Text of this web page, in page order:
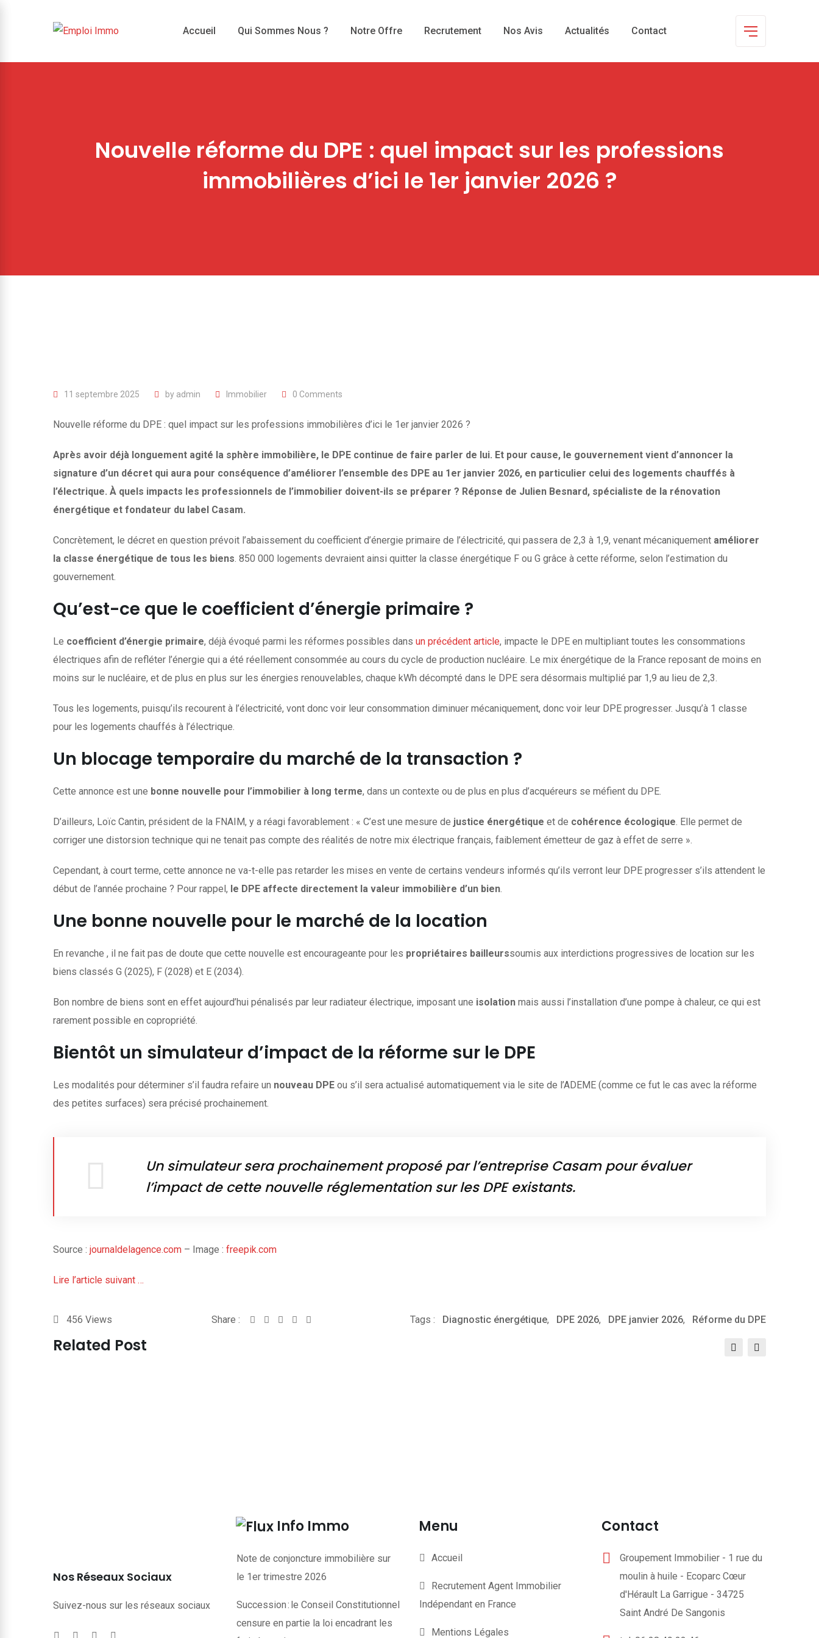
Accueil Qui Sommes Nous ? Notre Offre Recrutement Nos Avis Actualités Contact
Nouvelle réforme du DPE : quel impact sur les professions
immobilières d’ici le 1er janvier 2026 ?
11 septembre 2025 by admin Immobilier 0 Comments
Nouvelle réforme du DPE : quel impact sur les professions immobilières d’ici le 1er janvier 2026 ?
Après avoir déjà longuement agité la sphère immobilière, le DPE continue de faire parler de lui. Et pour cause, le gouvernement vient d’annoncer la
signature d’un décret qui aura pour conséquence d’améliorer l’ensemble des DPE au 1er janvier 2026, en particulier celui des logements chauffés à
l’électrique. À quels impacts les professionnels de l’immobilier doivent-ils se préparer ? Réponse de Julien Besnard, spécialiste de la rénovation
énergétique et fondateur du label Casam.
Concrètement, le décret en question prévoit l’abaissement du coefficient d’énergie primaire de l’électricité, qui passera de 2,3 à 1,9, venant mécaniquement améliorer
la classe énergétique de tous les biens. 850 000 logements devraient ainsi quitter la classe énergétique F ou G grâce à cette réforme, selon l’estimation du
gouvernement.
Qu’est-ce que le coefficient d’énergie primaire ?
Le coefficient d’énergie primaire, déjà évoqué parmi les réformes possibles dans un précédent article, impacte le DPE en multipliant toutes les consommations
électriques afin de refléter l’énergie qui a été réellement consommée au cours du cycle de production nucléaire. Le mix énergétique de la France reposant de moins en
moins sur le nucléaire, et de plus en plus sur les énergies renouvelables, chaque kWh décompté dans le DPE sera désormais multiplié par 1,9 au lieu de 2,3.
Tous les logements, puisqu’ils recourent à l’électricité, vont donc voir leur consommation diminuer mécaniquement, donc voir leur DPE progresser. Jusqu’à 1 classe
pour les logements chauffés à l’électrique.
Un blocage temporaire du marché de la transaction ?
Cette annonce est une bonne nouvelle pour l’immobilier à long terme, dans un contexte ou de plus en plus d’acquéreurs se méfient du DPE.
D’ailleurs, Loïc Cantin, président de la FNAIM, y a réagi favorablement : « C’est une mesure de justice énergétique et de cohérence écologique. Elle permet de
corriger une distorsion technique qui ne tenait pas compte des réalités de notre mix électrique français, faiblement émetteur de gaz à effet de serre ».
Cependant, à court terme, cette annonce ne va-t-elle pas retarder les mises en vente de certains vendeurs informés qu’ils verront leur DPE progresser s’ils attendent le
début de l’année prochaine ? Pour rappel, le DPE affecte directement la valeur immobilière d’un bien.
Une bonne nouvelle pour le marché de la location
En revanche , il ne fait pas de doute que cette nouvelle est encourageante pour les propriétaires bailleurssoumis aux interdictions progressives de location sur les
biens classés G (2025), F (2028) et E (2034).
Bon nombre de biens sont en effet aujourd’hui pénalisés par leur radiateur électrique, imposant une isolation mais aussi l’installation d’une pompe à chaleur, ce qui est
rarement possible en copropriété.
Bientôt un simulateur d’impact de la réforme sur le DPE
Les modalités pour déterminer s’il faudra refaire un nouveau DPE ou s’il sera actualisé automatiquement via le site de l’ADEME (comme ce fut le cas avec la réforme
des petites surfaces) sera précisé prochainement.
Un simulateur sera prochainement proposé par l’entreprise Casam pour évaluer
l’impact de cette nouvelle réglementation sur les DPE existants.
Source : journaldelagence.com – Image : freepik.com
Lire l’article suivant …
456 Views Share : Whatsapp
SharePrint Tags : Diagnostic énergétique, DPE 2026, DPE janvier 2026, Réforme du DPE
Related Post
Nos Réseaux Sociaux
Suivez-nous sur les réseaux sociaux
Info Immo
Note de conjoncture immobilière sur
le 1er trimestre 2026
Succession : le Conseil Constitutionnel
censure en partie la loi encadrant les
Menu
Accueil
Recrutement Agent Immobilier
Indépendant en France
Mentions Légales
Contact
Groupement Immobilier - 1 rue du
moulin à huile - Ecoparc Cœur
d'Hérault La Garrigue - 34725
Saint André De Sangonis